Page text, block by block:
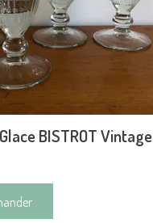
BISTROT Vintage